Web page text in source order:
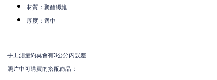
材質 ：聚酯纖維
厚度 ：適中
手工測量約莫會有3公分內誤差
照片中可購買的搭配商品：